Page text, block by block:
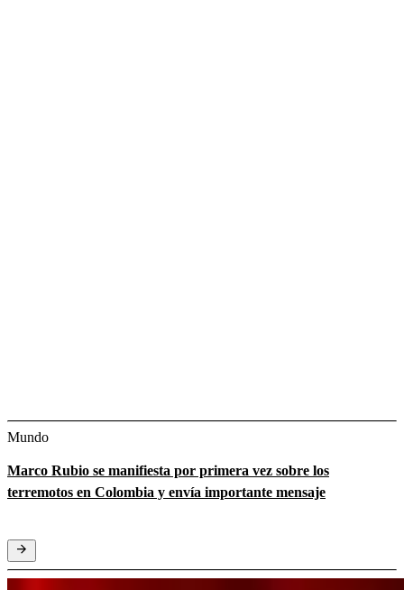
Mundo
Marco Rubio se manifiesta por primera vez sobre los
terremotos en Colombia y envía importante mensaje